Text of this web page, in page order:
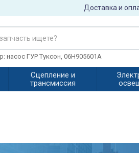
Доставка и
насос ГУР Туксон, 06H905601A
Сцепление и
трансмиссия